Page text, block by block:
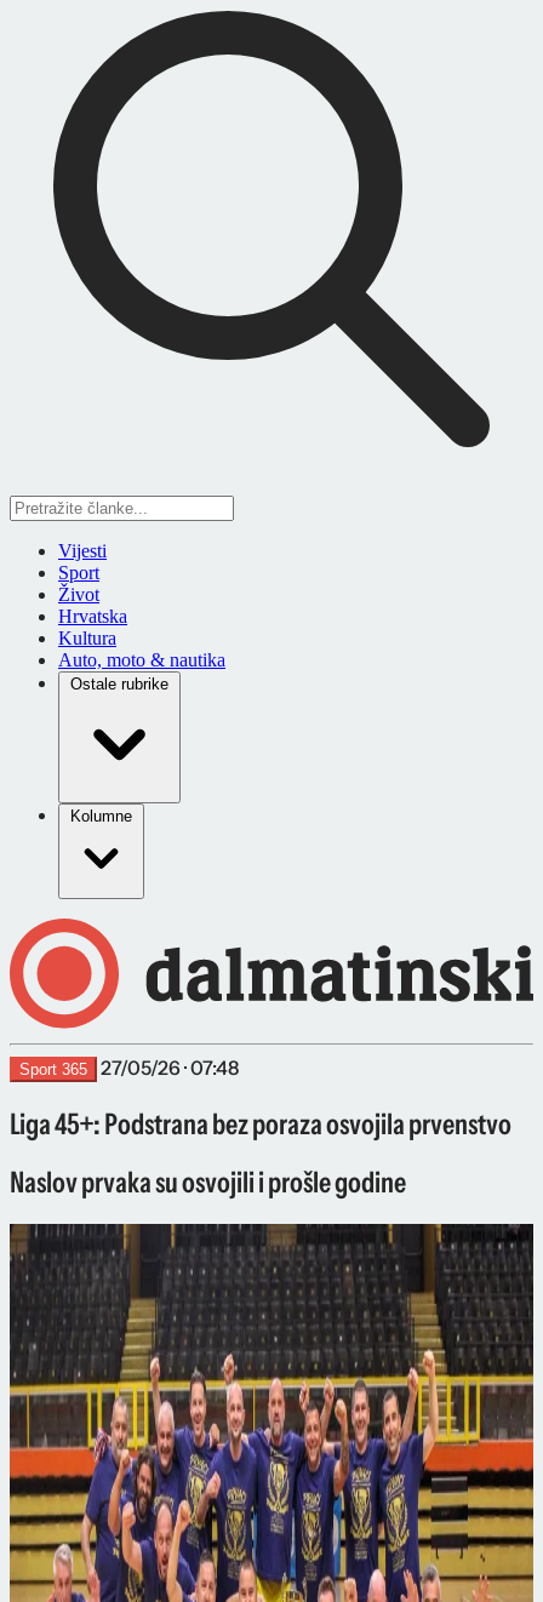
Vijesti
Sport
Život
Hrvatska
Kultura
Auto, moto & nautika
Ostale rubrike
Kolumne
Sport 365 27/05/26 · 07:48
Liga 45+: Podstrana bez poraza osvojila prvenstvo
Naslov prvaka su osvojili i prošle godine